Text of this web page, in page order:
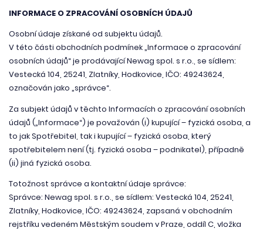
INFORMACE O ZPRACOVÁNÍ OSOBNÍCH ÚDAJŮ
Osobní údaje získané od subjektu údajů.
V této části obchodních podmínek „Informace o zpracování
osobních údajů“ je prodávající Newag spol. s r.o., se sídlem:
Vestecká 104, 25241, Zlatníky, Hodkovice, IČO: 49243624,
označován jako „správce“.
Za subjekt údajů v těchto Informacích o zpracování osobních
údajů („Informace“) je považován (i) kupující – fyzická osoba, a
to jak Spotřebitel, tak i kupující – fyzická osoba, který
spotřebitelem není (tj. fyzická osoba – podnikatel), případně
(ii) jiná fyzická osoba.
Totožnost správce a kontaktní údaje správce:
Správce: Newag spol. s r.o., se sídlem: Vestecká 104, 25241,
Zlatníky, Hodkovice, IČO: 49243624, zapsaná v obchodním
rejstříku vedeném Městským soudem v Praze, oddíl C, vložka